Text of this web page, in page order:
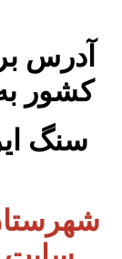
آدرس
کشور
سنگ